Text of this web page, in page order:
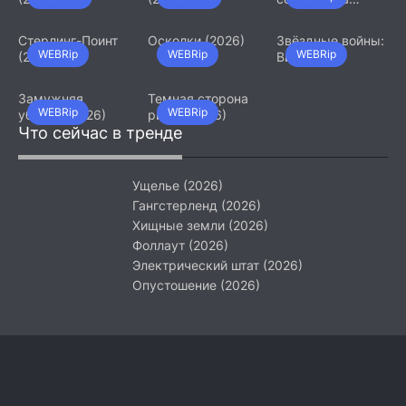
WEBRip
Стерлинг-Поинт
(2026)
WEBRip
Осколки (2026)
WEBRip
Звёздные войны:
Видения.
WEBRip
Замужняя
убийца (2026)
WEBRip
Темная сторона
ринга (2026)
Что сейчас в тренде
Ущелье (2026)
Гангстерленд (2026)
Хищные земли (2026)
Фоллаут (2026)
Электрический штат (2026)
Опустошение (2026)